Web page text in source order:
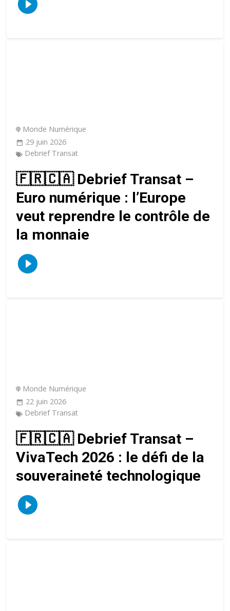
Monde Numérique
29 juin 2026
Debrief Transat
🇫🇷🇨🇦 Debrief Transat –
Euro numérique : l’Europe
veut reprendre le contrôle de
la monnaie
Monde Numérique
22 juin 2026
Debrief Transat
🇫🇷🇨🇦 Debrief Transat –
VivaTech 2026 : le défi de la
souveraineté technologique